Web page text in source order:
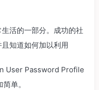
活的一部分。成功的社
知道如何加以利用
User Password Profile
单。